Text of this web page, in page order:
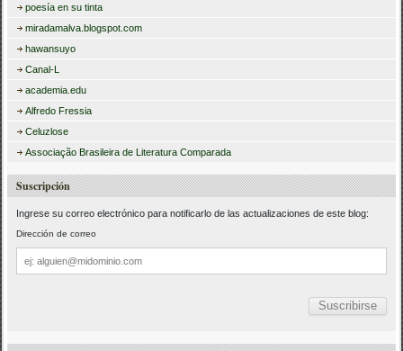
poesía en su tinta
miradamalva.blogspot.com
hawansuyo
Canal-L
academia.edu
Alfredo Fressia
Celuzlose
Associação Brasileira de Literatura Comparada
Suscripción
Ingrese su correo electrónico para notificarlo de las actualizaciones de este blog:
Dirección de correo
Dirección
de
correo